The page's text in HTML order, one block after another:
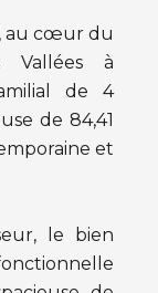
au cœur du
Vallées à
de 4
de 84,41
et
le bien